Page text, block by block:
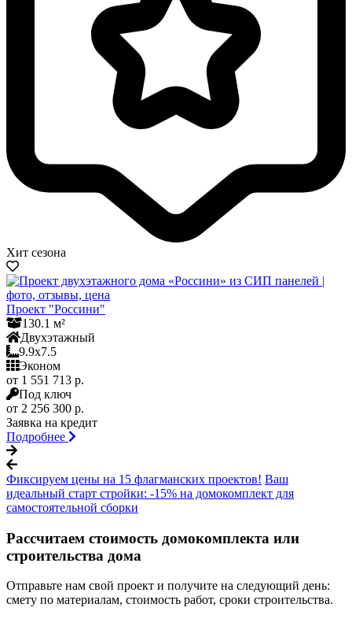
Хит сезона
Проект "Россини"
130.1 м²
Двухэтажный
9.9x7.5
Эконом
от 1 551 713 р.
Под ключ
от 2 256 300 р.
Заявка на кредит
Подробнее
Фиксируем цены на 15 флагманских проектов! Ваш
идеальный старт стройки: -15% на домокомплект для
самостоятельной сборки
Рассчитаем стоимость домокомплекта или
строительства дома
Отправьте нам свой проект и получите на следующий день:
смету по материалам, стоимость работ, сроки строительства.